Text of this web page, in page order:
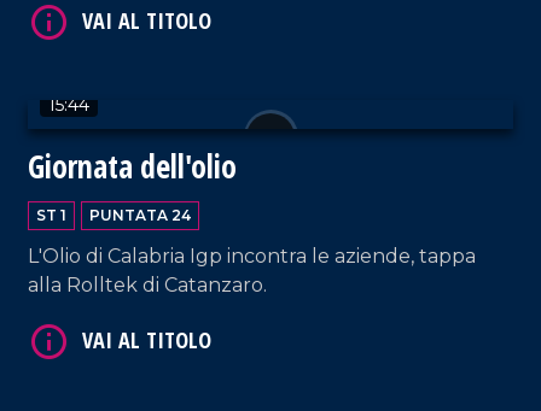
15:44
Giornata dell'olio
ST 1 PUNTATA 24
L'Olio di Calabria Igp incontra le aziende, tappa
alla Rolltek di Catanzaro.
VAI AL TITOLO
VAI AL TITOLO